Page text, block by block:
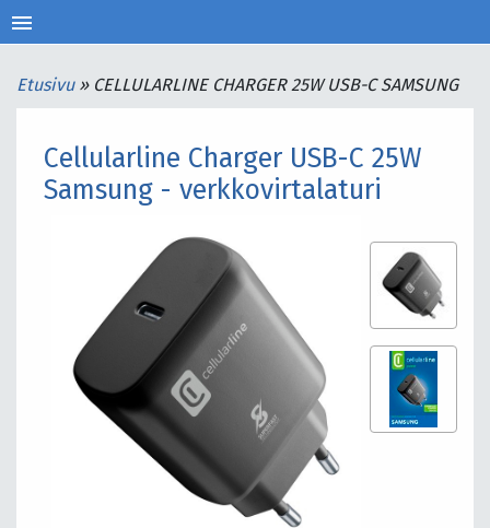
menu
Etusivu »CELLULARLINE CHARGER 25W USB-C SAMSUNG
Cellularline Charger USB-C 25W
Samsung - verkkovirtalaturi